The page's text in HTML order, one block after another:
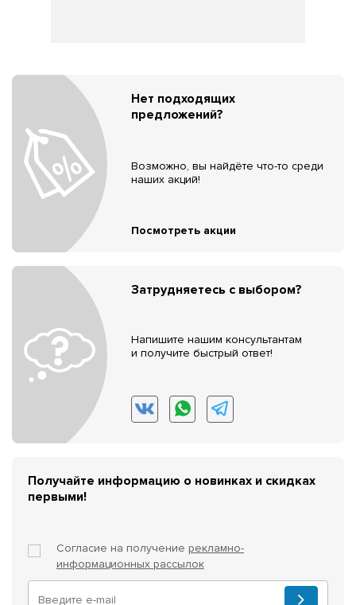
Нет подходящих
предложений?
Возможно, вы найдёте что-то среди
наших акций!
Посмотреть акции
Затрудняетесь с выбором?
Напишите нашим консультантам
и получите быстрый ответ!
Получайте информацию о новинках и скидках
первыми!
Согласие на получение рекламно-
информационных рассылок